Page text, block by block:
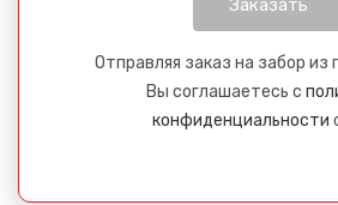
Отправляя заказ на забор из
Вы соглашаетесь с
конфиденциальности